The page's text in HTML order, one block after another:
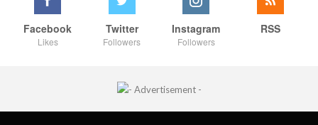
Facebook
Likes
Twitter
Followers
Instagram
Followers
RSS